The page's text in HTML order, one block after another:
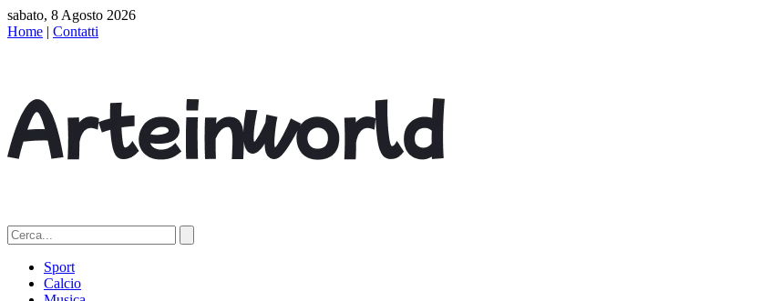
sabato, 8 Agosto 2026
Home | Contatti
Sport
Calcio